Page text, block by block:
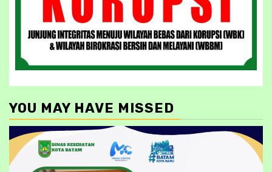
YOU MAY HAVE MISSED